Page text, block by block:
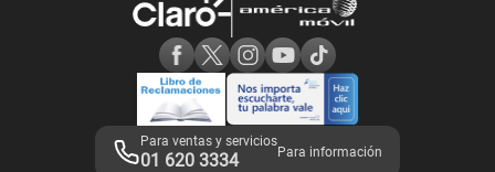
Adquirientes iPhone 6, 6S y SE
Mensaje de Seguridad
Términos y Condiciones de Tienda Claro
Libro de Reclamaciones
Legales de marketplace
Para ventas y servicios
01 620 3334 Para información